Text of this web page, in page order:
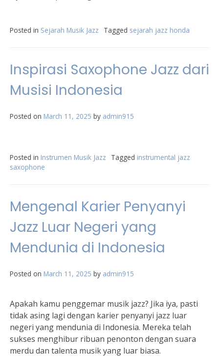
Posted in Sejarah Musik Jazz Tagged sejarah jazz honda
Inspirasi Saxophone Jazz dari
Musisi Indonesia
Posted on March 11, 2025 by admin915
Posted in Instrumen Musik Jazz Tagged instrumental jazz
saxophone
Mengenal Karier Penyanyi
Jazz Luar Negeri yang
Mendunia di Indonesia
Posted on March 11, 2025 by admin915
Apakah kamu penggemar musik jazz? Jika iya, pasti
tidak asing lagi dengan karier penyanyi jazz luar
negeri yang mendunia di Indonesia. Mereka telah
sukses menghibur ribuan penonton dengan suara
merdu dan talenta musik yang luar biasa.